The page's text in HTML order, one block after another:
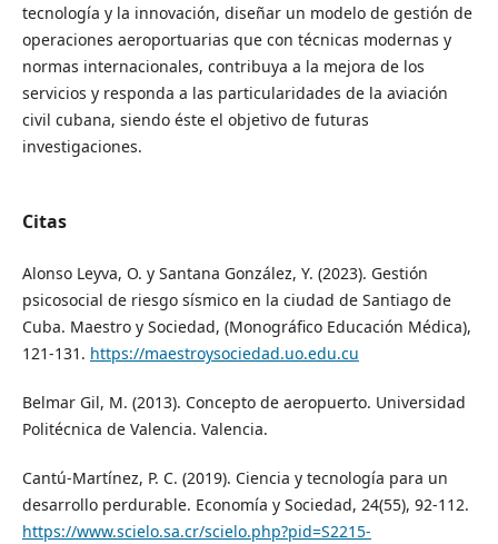
tecnología y la innovación, diseñar un modelo de gestión de
operaciones aeroportuarias que con técnicas modernas y
normas internacionales, contribuya a la mejora de los
servicios y responda a las particularidades de la aviación
civil cubana, siendo éste el objetivo de futuras
investigaciones.
Citas
Alonso Leyva, O. y Santana González, Y. (2023). Gestión
psicosocial de riesgo sísmico en la ciudad de Santiago de
Cuba. Maestro y Sociedad, (Monográfico Educación Médica),
121-131. https://maestroysociedad.uo.edu.cu
Belmar Gil, M. (2013). Concepto de aeropuerto. Universidad
Politécnica de Valencia. Valencia.
Cantú-Martínez, P. C. (2019). Ciencia y tecnología para un
desarrollo perdurable. Economía y Sociedad, 24(55), 92-112.
https://www.scielo.sa.cr/scielo.php?pid=S2215-